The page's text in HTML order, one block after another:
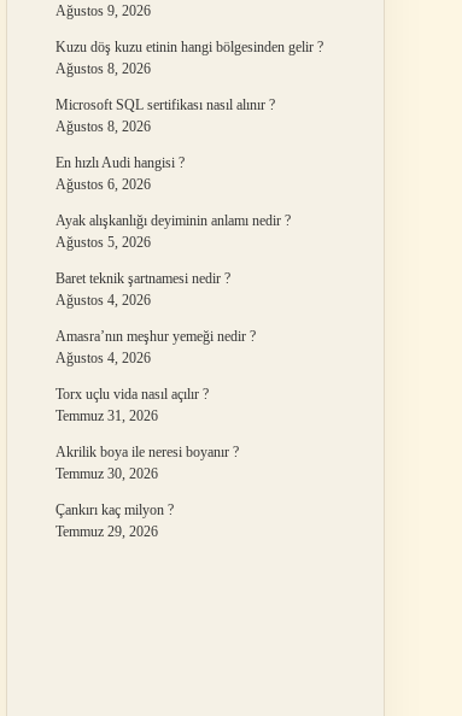
Ağustos 9, 2026
Kuzu döş kuzu etinin hangi bölgesinden gelir ?
Ağustos 8, 2026
Microsoft SQL sertifikası nasıl alınır ?
Ağustos 8, 2026
En hızlı Audi hangisi ?
Ağustos 6, 2026
Ayak alışkanlığı deyiminin anlamı nedir ?
Ağustos 5, 2026
Baret teknik şartnamesi nedir ?
Ağustos 4, 2026
Amasra’nın meşhur yemeği nedir ?
Ağustos 4, 2026
Torx uçlu vida nasıl açılır ?
Temmuz 31, 2026
Akrilik boya ile neresi boyanır ?
Temmuz 30, 2026
Çankırı kaç milyon ?
Temmuz 29, 2026